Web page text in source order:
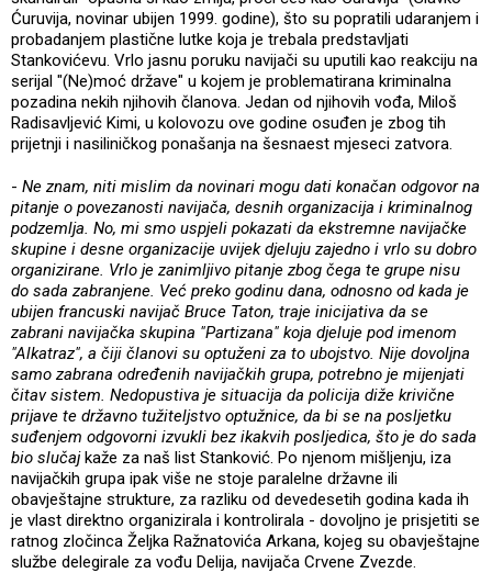
Ćuruvija, novinar ubijen 1999. godine), što su popratili udaranjem i
probadanjem plastične lutke koja je trebala predstavljati
Stankovićevu. Vrlo jasnu poruku navijači su uputili kao reakciju na
serijal "(Ne)moć države" u kojem je problematirana kriminalna
pozadina nekih njihovih članova. Jedan od njihovih vođa, Miloš
Radisavljević Kimi, u kolovozu ove godine osuđen je zbog tih
prijetnji i nasiliničkog ponašanja na šesnaest mjeseci zatvora.
- Ne znam, niti mislim da novinari mogu dati konačan odgovor na
pitanje o povezanosti navijača, desnih organizacija i kriminalnog
podzemlja. No, mi smo uspjeli pokazati da ekstremne navijačke
skupine i desne organizacije uvijek djeluju zajedno i vrlo su dobro
organizirane. Vrlo je zanimljivo pitanje zbog čega te grupe nisu
do sada zabranjene. Već preko godinu dana, odnosno od kada je
ubijen francuski navijač Bruce Taton, traje inicijativa da se
zabrani navijačka skupina "Partizana" koja djeluje pod imenom
"Alkatraz", a čiji članovi su optuženi za to ubojstvo. Nije dovoljna
samo zabrana određenih navijačkih grupa, potrebno je mijenjati
čitav sistem. Nedopustiva je situacija da policija diže krivične
prijave te državno tužiteljstvo optužnice, da bi se na posljetku
suđenjem odgovorni izvukli bez ikakvih posljedica, što je do sada
bio slučajkaže za naš list Stanković. Po njenom mišljenju, iza
navijačkih grupa ipak više ne stoje paralelne državne ili
obavještajne strukture, za razliku od devedesetih godina kada ih
je vlast direktno organizirala i kontrolirala - dovoljno je prisjetiti se
ratnog zločinca Željka Ražnatovića Arkana, kojeg su obavještajne
službe delegirale za vođu Delija, navijača Crvene Zvezde.